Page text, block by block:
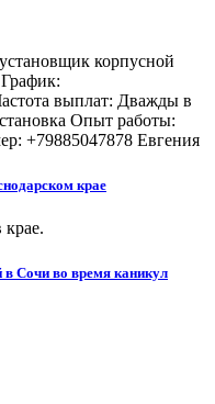
корпусной
выплат: Дважды в
Опыт работы:
+79885047878 Евгения
крае
в Сочи во время каникул